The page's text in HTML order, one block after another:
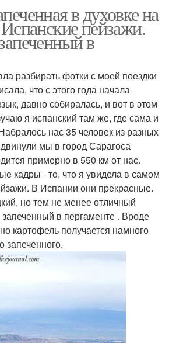
в духовке на
пейзажи.
в
разбирать фотки с моей поездки
что с этого года начала
давно собиралась, и вот в этом
я испанский там же, где сама и
нас 35 человек из разных
двинули мы в город Сарагоса
примерно в 550 км от нас.
кадры - то, что я увидела в самом
В Испании они прекрасные.
но тем не менее отличный
в пергаменте . Вроде
картофель получается намного
запеченного.